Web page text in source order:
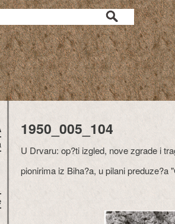
1950_005_104
U Drvaru: op?ti izgled, nove zgrade i
pionirima iz Biha?a, u pilani preduze?a